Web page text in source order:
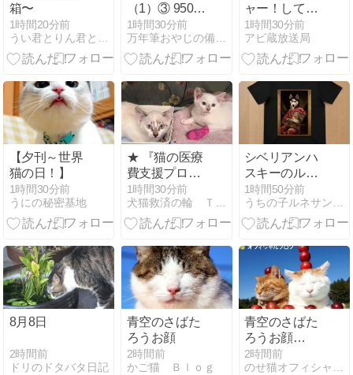
箱〜
1時間20分前
うい君とりん君とれん姫
（1）③ 950
チタン 三針 オ
ートマチック
1時間30分前
万年筆おやじの備忘録
ャー！してお
きます。｜会
計後に思い出
すポイントカ
悔しさ
1時間30分前
アビ蔵放送局
【夕刊～世界
猫の日！】
1時間30分前
うにの秘密基地
★ 『猫の医療
費支援プロジ
ェクト』生死
の分かれ目で
レスキューさ
猫たちからス
ナフキンく
ん。
1時間30分前
犬猫救済の輪 ＴＮＲ日本動物福祉病院
シベリアンハ
スキーのルネ
サンス肖像画
Tシャツがで
きました！
1時間50分前
うちの子ルネサンス公式ブログ
8月8日
2時間前
ドリのドタバタ日記
青空のさばた
ろうお顔
2時間前
かご猫 Ｂｌｏｇ
青空のさばた
ろうお顔
260808
2時間前
のせ猫オフィシャルブログ